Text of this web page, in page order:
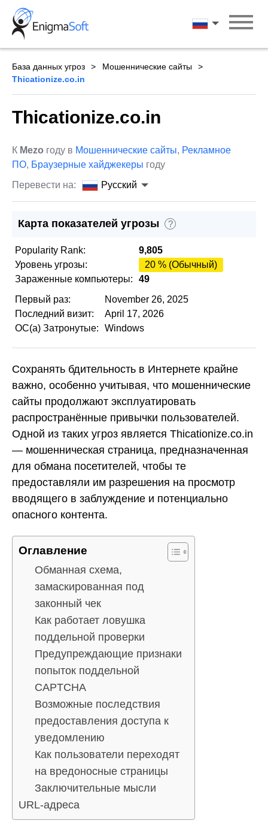
Skip
content
Русский
База данных угроз
Мошеннические сайты
Thicationize.co.in
Thicationize.co.in
К Mezo году в Мошеннические сайты, Рекламное
ПО, Браузерные хайджекеры году
Перевести на:
Русский
Карта показателей угрозы ?
Popularity Rank:
9,805
Уровень угрозы:
20 % (Обычный)
Зараженные компьютеры:
49
Первый раз:
November 26, 2025
Последний визит:
April 17, 2026
ОС(а) Затронутые:
Windows
Сохранять бдительность в Интернете крайне
важно, особенно учитывая, что мошеннические
сайты продолжают эксплуатировать
распространённые привычки пользователей.
Одной из таких угроз является Thicationize.co.in
— мошенническая страница, предназначенная
для обмана посетителей, чтобы те
предоставляли им разрешения на просмотр
вводящего в заблуждение и потенциально
опасного контента.
Оглавление
Обманная схема,
замаскированная под
законный чек
Как работает ловушка
поддельной проверки
Предупреждающие признаки
попыток поддельной
CAPTCHA
Возможные последствия
предоставления доступа к
уведомлению
Как пользователи переходят
на вредоносные страницы
Заключительные мысли
URL-адреса